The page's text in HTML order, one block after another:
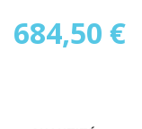
684,50 €